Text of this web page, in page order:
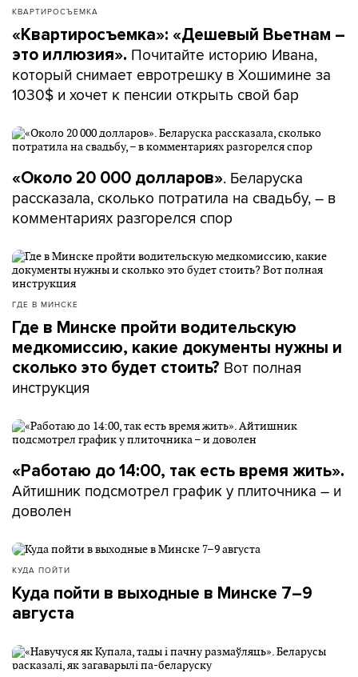
КВАРТИРОСЪЕМКА
«Квартиросъемка»: «Дешевый Вьетнам –
это иллюзия». Почитайте историю Ивана,
который снимает евротрешку в Хошимине за
1030$ и хочет к пенсии открыть свой бар
«Около 20 000 долларов». Беларуска
рассказала, сколько потратила на свадьбу, – в
комментариях разгорелся спор
ГДЕ В МИНСКЕ
Где в Минске пройти водительскую
медкомиссию, какие документы нужны и
сколько это будет стоить? Вот полная
инструкция
«Работаю до 14:00, так есть время жить».
Айтишник подсмотрел график у плиточника – и
доволен
КУДА ПОЙТИ
Куда пойти в выходные в Минске 7–9
августа